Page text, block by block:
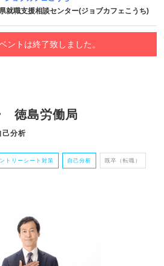
就職支援相談センター(ジョブカフェこうち)
ントは終了致しました。
徳島労働局
分析
トリーシート対策 自己分析 既卒（転職）